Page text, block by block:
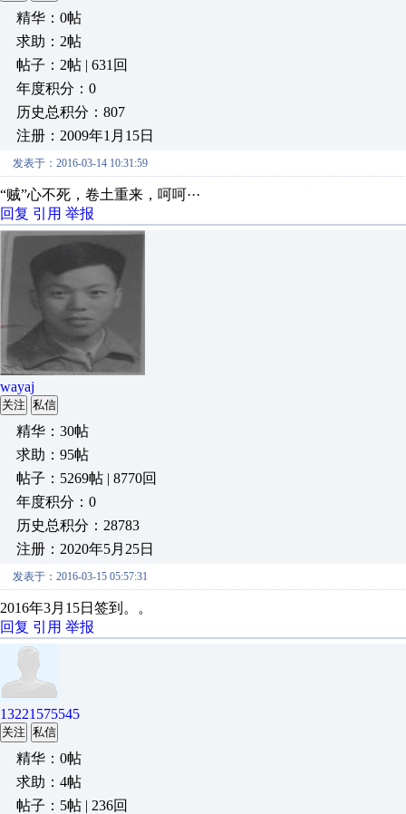
精华：0帖
求助：2帖
帖子：2帖 | 631回
年度积分：0
历史总积分：807
注册：2009年1月15日
发表于：2016-03-14 10:31:59
“贼”心不死，卷土重来，呵呵···
回复 引用 举报
wayaj
关注 私信
精华：30帖
求助：95帖
帖子：5269帖 | 8770回
年度积分：0
历史总积分：28783
注册：2020年5月25日
发表于：2016-03-15 05:57:31
2016年3月15日签到。。
回复 引用 举报
13221575545
关注 私信
精华：0帖
求助：4帖
帖子：5帖 | 236回